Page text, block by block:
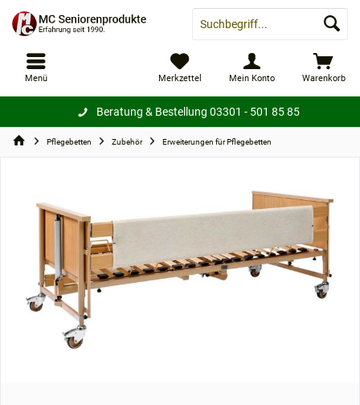
Beratung & Bestellung 03301 - 501 85 85
Warenkorb
Merkzettel Mein Konto
Menü
Pflegebetten Zubehör Erweiterungen für Pflegebetten